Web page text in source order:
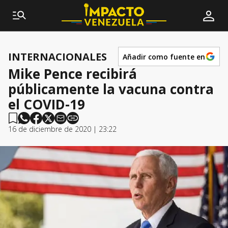
INTERNACIONALES Añadir como fuente en
Mike Pence recibirá
públicamente la vacuna contra
el COVID-19
16 de diciembre de 2020 | 23:22